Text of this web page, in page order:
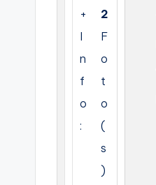
+
I
n
f
o
:
2
F
o
t
o
(
s
)